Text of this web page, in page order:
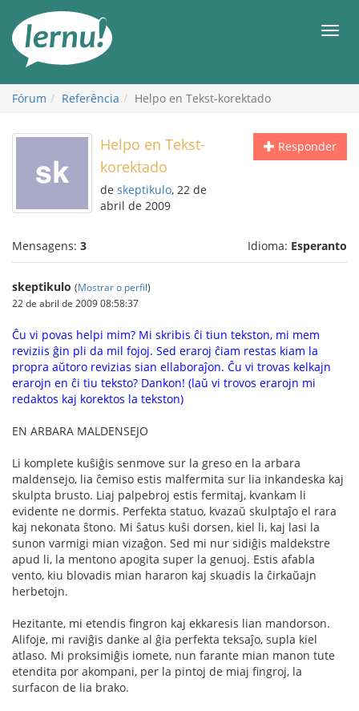
conteúdo
Fórum Referência Helpo en Tekst-korektado
Responder
Helpo en Tekst-
korektado
de skeptikulo, 22 de
abril de 2009
Mensagens: 3 Idioma: Esperanto
skeptikulo (Mostrar o perfil)
22 de abril de 2009 08:58:37
Ĉu vi povas helpi mim? Mi skribis ĉi tiun tekston, mi mem
reviziis ĝin pli da mil fojoj. Sed eraroj ĉiam restas kiam la
propra aŭtoro revizias sian ellaboraĵon. Ĉu vi trovas kelkajn
erarojn en ĉi tiu teksto? Dankon! (laŭ vi trovos erarojn mi
redaktos kaj korektos la tekston)
EN ARBARA MALDENSEJO
Li komplete kuŝiĝis senmove sur la greso en la arbara
maldensejo, lia ĉemiso estis malfermita sur lia inkandeska kaj
skulpta brusto. Liaj palpebroj estis fermitaj, kvankam li
evidente ne dormis. Perfekta statuo, kvazaŭ skulptaĵo el rara
kaj nekonata ŝtono. Mi ŝatus kuŝi dorsen, kiel li, kaj lasi la
sunon varmigi mian vizaĝon. Sed mi nur sidiĝis maldekstre
apud li, la mentono apogita super la genuoj. Estis afabla
vento, kiu blovadis mian hararon kaj skuadis la ĉirkaŭajn
herbetojn.
Hezitante, mi etendis fingron kaj ekkaresis lian mandorson.
Alifoje, mi raviĝis danke al ĝia perfekta teksaĵo, supla kiel
atlaso. Mi proksimiĝis iomete, nun farante mian manon tute
etendita por akompani, per la pintoj de miaj fingroj, la
surfacon de lia brako.